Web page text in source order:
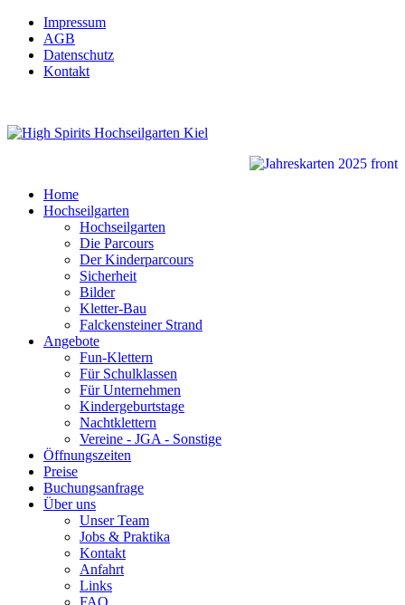
Impressum
AGB
Datenschutz
Kontakt
Home
Hochseilgarten
Hochseilgarten
Die Parcours
Der Kinderparcours
Sicherheit
Bilder
Kletter-Bau
Falckensteiner Strand
Angebote
Fun-Klettern
Für Schulklassen
Für Unternehmen
Kindergeburtstage
Nachtklettern
Vereine - JGA - Sonstige
Öffnungszeiten
Preise
Buchungsanfrage
Über uns
Unser Team
Jobs & Praktika
Kontakt
Anfahrt
Links
FAQ